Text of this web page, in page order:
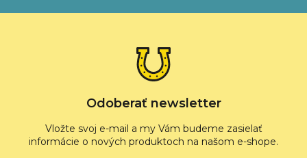
á
Odoberať newsletter
Vložte svoj e-mail a my Vám budeme zasielať
informácie o nových produktoch na našom e-shope.